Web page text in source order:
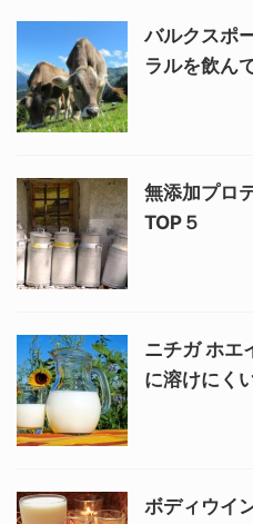
バルクスポ
ラルを飲ん
無添加プロ
TOP５
ニチガ ホエ
に溶けにく
ボディウイ